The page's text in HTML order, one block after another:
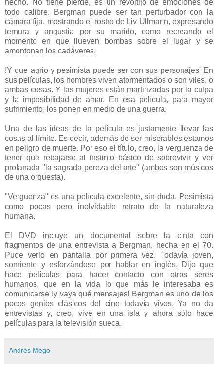
hecho. No tiene pierde, es un revoltijo de emociones de
todo calibre. Bergman puede ser tan perturbador con la
cámara fija, mostrando el rostro de Liv Ullmann, expresando
ternura y angustia por su marido, como recreando el
momento en que llueven bombas sobre el lugar y se
amontonan los cadáveres.
!Y que agrio y pesimista puede ser con sus personajes! En
sus películas, los hombres viven atormentados o son viles, o
ambas cosas. Y las mujeres están martirizadas por la culpa
y la imposibilidad de amar. En esa película, para mayor
sufrimiento, los ponen en medio de una guerra.
Una de las ideas de la película es justamente llevar las
cosas al límite. Es decir, además de ser miserables estamos
en peligro de muerte. Por eso el título, creo, la verguenza de
tener que rebajarse al instinto básico de sobrevivir y ver
profanada "la sagrada pereza del arte" (ambos son músicos
de una orquesta).
"Verguenza" es una película excelente, sin duda. Pesimista
como pocas pero inolvidable retrato de la naturaleza
humana.
El DVD incluye un documental sobre la cinta con
fragmentos de una entrevista a Bergman, hecha en el 70.
Pude verlo en pantalla por primera vez. Todavía joven,
sonriente y esforzándose por hablar en inglés. Dijo que
hace películas para hacer contacto con otros seres
humanos, que en la vida lo que más le interesaba es
comunicarse !y vaya qué mensajes! Bergman es uno de los
pocos genios clásicos del cine todavía vivos. Ya no da
entrevistas y, creo, vive en una isla y ahora sólo hace
películas para la televisión sueca.
Andrés Mego